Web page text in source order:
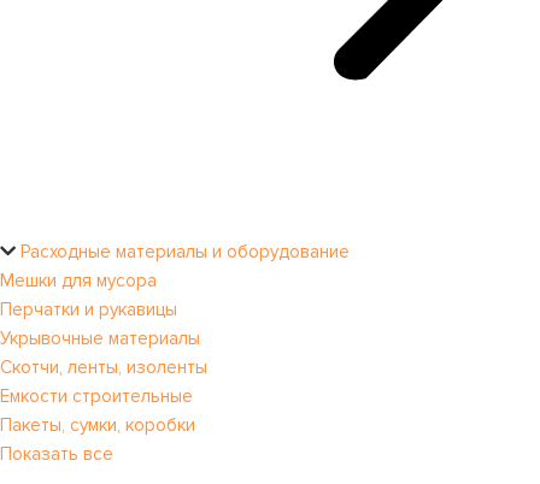
Расходные материалы и оборудование
Мешки для мусора
Перчатки и рукавицы
Укрывочные материалы
Скотчи, ленты, изоленты
Емкости строительные
Пакеты, сумки, коробки
Показать все